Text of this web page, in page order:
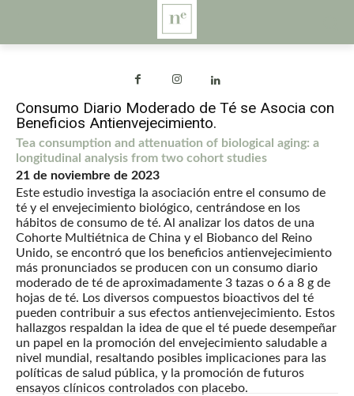
Consumo Diario Moderado de Té se Asocia con
Beneficios Antienvejecimiento.
Tea consumption and attenuation of biological aging: a
longitudinal analysis from two cohort studies
21 de noviembre de 2023
Este estudio investiga la asociación entre el consumo de
té y el envejecimiento biológico, centrándose en los
hábitos de consumo de té. Al analizar los datos de una
Cohorte Multiétnica de China y el Biobanco del Reino
Unido, se encontró que los beneficios antienvejecimiento
más pronunciados se producen con un consumo diario
moderado de té de aproximadamente 3 tazas o 6 a 8 g de
hojas de té. Los diversos compuestos bioactivos del té
pueden contribuir a sus efectos antienvejecimiento. Estos
hallazgos respaldan la idea de que el té puede desempeñar
un papel en la promoción del envejecimiento saludable a
nivel mundial, resaltando posibles implicaciones para las
políticas de salud pública, y la promoción de futuros
ensayos clínicos controlados con placebo.